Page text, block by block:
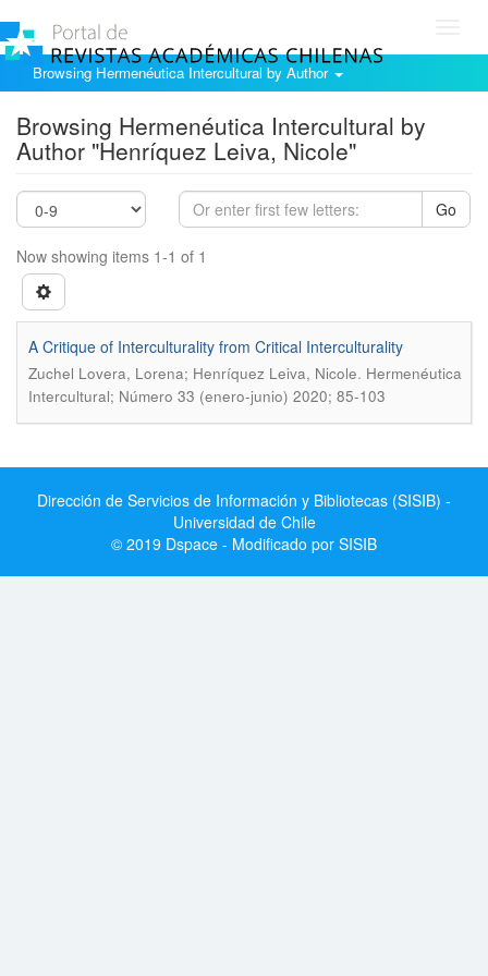
Browsing Hermenéutica Intercultural by Author
Browsing Hermenéutica Intercultural by
Author "Henrí­quez Leiva, Nicole"
Go
Now showing items 1-1 of 1
A Critique of Interculturality from Critical Interculturality
Zuchel Lovera, Lorena; Henrí­quez Leiva, Nicole. Hermenéutica
Intercultural; Número 33 (enero-junio) 2020; 85-103
Dirección de Servicios de Información y Bibliotecas (SISIB) -
Universidad de Chile
© 2019 Dspace - Modificado por SISIB